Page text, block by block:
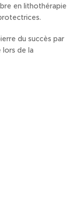
en lithothérapie
du succès par
lors de la